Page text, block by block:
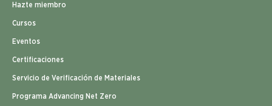
Hazte miembro
Cursos
Eventos
Certificaciones
Servicio de Verificación de Materiales
Programa Advancing Net Zero